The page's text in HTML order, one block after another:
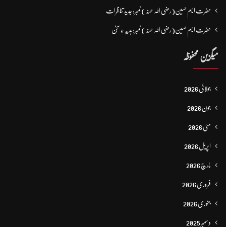
حضرت امام حسین(رضی اللہ عنہ ) نمبر: جدید تناظرات
حضرت امام حسین(رضی اللہ عنہ ) نمبر: ہدیہ ءِ سُخن
میگزین محفوظہ
جولائی 2026
جون 2026
مئی 2026
اپریل 2026
مارچ 2026
فروری 2026
جنوری 2026
دسمبر 2025